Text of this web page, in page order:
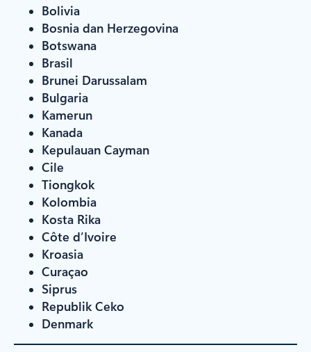
Bolivia
Bosnia dan Herzegovina
Botswana
Brasil
Brunei Darussalam
Bulgaria
Kamerun
Kanada
Kepulauan Cayman
Cile
Tiongkok
Kolombia
Kosta Rika
Côte d’Ivoire
Kroasia
Curaçao
Siprus
Republik Ceko
Denmark